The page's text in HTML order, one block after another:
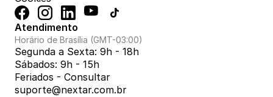
Atendimento
Horário de Brasília (GMT-03:00)
Segunda a Sexta: 9h - 18h
Sábados: 9h - 15h
Feriados - Consultar
suporte@nextar.com.br